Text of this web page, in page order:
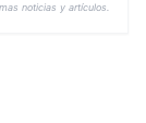
noticias y artículos.